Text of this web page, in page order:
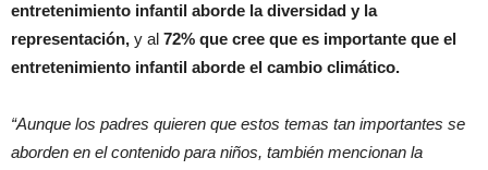
entretenimiento infantil aborde la diversidad y la
representación, y al 72% que cree que es importante que el
entretenimiento infantil aborde el cambio climático.
“Aunque los padres quieren que estos temas tan importantes se
aborden en el contenido para niños, también mencionan la